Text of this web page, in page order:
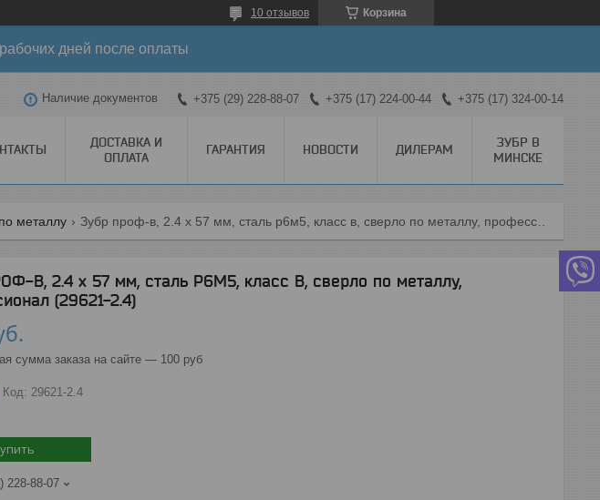
Корзина
10 отзывов
дней после оплаты
Наличие документов +375 (29) 228-88-07 +375 (17) 224-00-44 +375 (17) 324-00-14
ДОСТАВКА И
ОПЛАТА
ГАРАНТИЯ НОВОСТИ ДИЛЕРАМ
ЗУБР В
МИНСКЕ
металлу Зубр проф-в, 2.4 х 57 мм, сталь р6м5, класс в, сверло по металлу, профессионал (29621-2.4)
В, 2.4 х 57 мм, сталь Р6М5, класс В, сверло по металлу,
(29621-2.4)
сумма заказа на сайте — 100 руб
Код: 29621-2.4
228-88-07